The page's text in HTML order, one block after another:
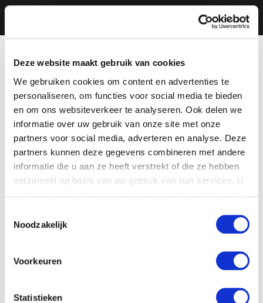
Deze website maakt gebruik van cookies
We gebruiken cookies om content en advertenties te
personaliseren, om functies voor social media te bieden
en om ons websiteverkeer te analyseren. Ook delen we
informatie over uw gebruik van onze site met onze
partners voor social media, adverteren en analyse. Deze
partners kunnen deze gegevens combineren met andere
informatie die u aan ze heeft verstrekt of die ze hebben
verzameld op basis van uw gebruik van hun services. U
Noodzakelijk
Voorkeuren
Statistieken